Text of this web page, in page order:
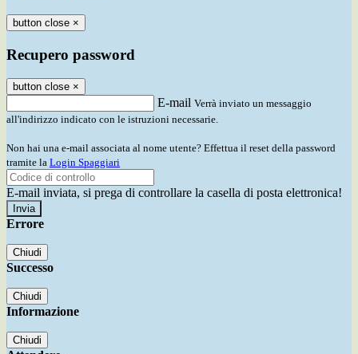
button close ×
Recupero password
button close ×
E-mail Verrà inviato un messaggio
all'indirizzo indicato con le istruzioni necessarie.
Non hai una e-mail associata al nome utente? Effettua il reset della password
tramite la Login Spaggiari
E-mail inviata, si prega di controllare la casella di posta elettronica!
Errore
Chiudi
Successo
Chiudi
Informazione
Chiudi